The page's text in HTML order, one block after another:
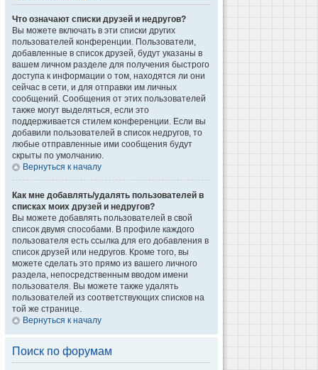
Что означают списки друзей и недругов?
Вы можете включать в эти списки других
пользователей конференции. Пользователи,
добавленные в список друзей, будут указаны в
вашем личном разделе для получения быстрого
доступа к информации о том, находятся ли они
сейчас в сети, и для отправки им личных
сообщений. Сообщения от этих пользователей
также могут выделяться, если это
поддерживается стилем конференции. Если вы
добавили пользователей в список недругов, то
любые отправленные ими сообщения будут
скрыты по умолчанию.
Вернуться к началу
Как мне добавлять/удалять пользователей в
списках моих друзей и недругов?
Вы можете добавлять пользователей в свой
список двумя способами. В профиле каждого
пользователя есть ссылка для его добавления в
список друзей или недругов. Кроме того, вы
можете сделать это прямо из вашего личного
раздела, непосредственным вводом имени
пользователя. Вы можете также удалять
пользователей из соответствующих списков на
той же странице.
Вернуться к началу
Поиск по форумам